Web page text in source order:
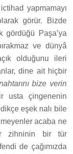
yapmamayı
görür. Bizde
gördüğü Paşa’ya
ve dünyâ
olduğunu ileri
dine ait hiçbir
bize verin
usta çingenenin
eşek nalı bile
acaba ne
zihninin bir tür
de çağımızda